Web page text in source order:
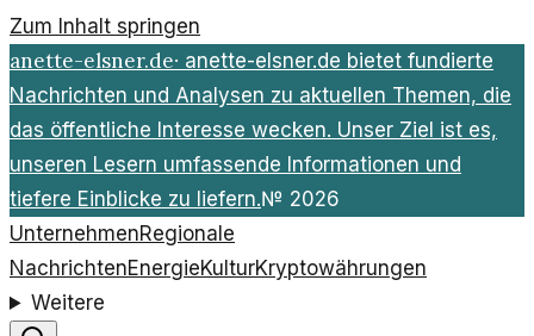
Zum Inhalt springen
anette-elsner.de· anette-elsner.de bietet fundierte
Nachrichten und Analysen zu aktuellen Themen, die
das öffentliche Interesse wecken. Unser Ziel ist es,
unseren Lesern umfassende Informationen und
tiefere Einblicke zu liefern.№ 2026
UnternehmenRegionale
NachrichtenEnergieKulturKryptowährungen
Weitere